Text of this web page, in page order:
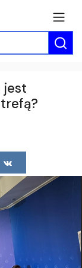
jest